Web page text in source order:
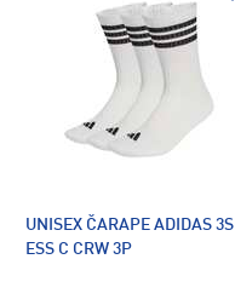
UNISEX ČARAPE ADIDAS 3S
ESS C CRW 3P